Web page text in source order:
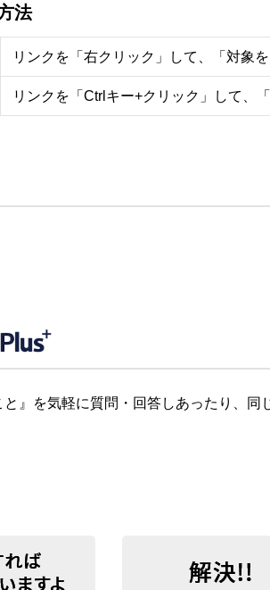
法
リンクを「右クリック」して、「対象
リンクを「Ctrlキー+クリック」して、
』を気軽に質問・回答しあったり、